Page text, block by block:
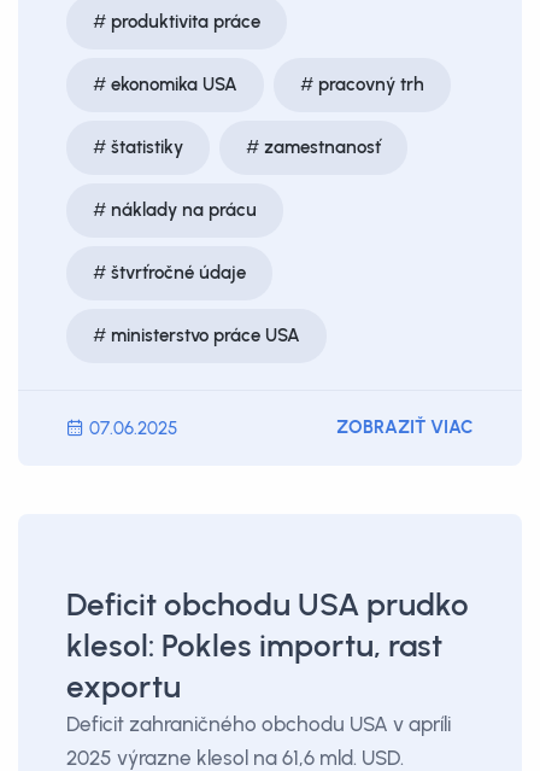
produktivita práce
ekonomika USA pracovný trh
štatistiky zamestnanosť
náklady na prácu
štvrťročné údaje
ministerstvo práce USA
07.06.2025 ZOBRAZIŤ VIAC
Deficit obchodu USA prudko
klesol: Pokles importu, rast
exportu
Deficit zahraničného obchodu USA v apríli
2025 výrazne klesol na 61,6 mld. USD.